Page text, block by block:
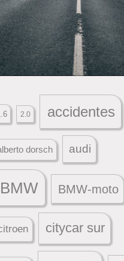
2.0 accidentes
dorsch audi
BMW BMW-moto
citycar sur